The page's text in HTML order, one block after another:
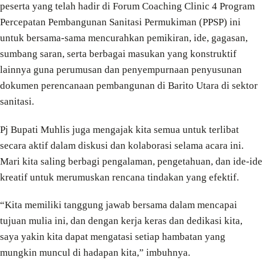
peserta yang telah hadir di Forum Coaching Clinic 4 Program
Percepatan Pembangunan Sanitasi Permukiman (PPSP) ini
untuk bersama-sama mencurahkan pemikiran, ide, gagasan,
sumbang saran, serta berbagai masukan yang konstruktif
lainnya guna perumusan dan penyempurnaan penyusunan
dokumen perencanaan pembangunan di Barito Utara di sektor
sanitasi.
Pj Bupati Muhlis juga mengajak kita semua untuk terlibat
secara aktif dalam diskusi dan kolaborasi selama acara ini.
Mari kita saling berbagi pengalaman, pengetahuan, dan ide-ide
kreatif untuk merumuskan rencana tindakan yang efektif.
“Kita memiliki tanggung jawab bersama dalam mencapai
tujuan mulia ini, dan dengan kerja keras dan dedikasi kita,
saya yakin kita dapat mengatasi setiap hambatan yang
mungkin muncul di hadapan kita,” imbuhnya.